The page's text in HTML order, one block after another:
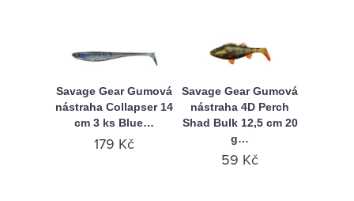
Savage Gear Gumová
nástraha Collapser 14
cm 3 ks Blue…
179 Kč
Savage Gear Gumová
nástraha 4D Perch
Shad Bulk 12,5 cm 20
g…
59 Kč